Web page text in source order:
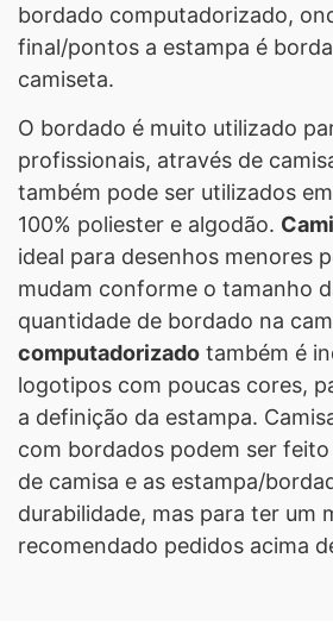
bordado computadorizado,
final/pontos a estampa é
camiseta.
O bordado é muito utilizado
profissionais, através de
também pode ser utilizados
100% poliester e algodão.
ideal para desenhos menores
mudam conforme o tamanho
quantidade de bordado na
computadorizado também é
logotipos com poucas cores,
a definição da estampa.
com bordados podem ser
de camisa e as estampa/
durabilidade, mas para ter um
recomendado pedidos acima